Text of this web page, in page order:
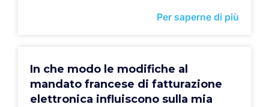
Per saperne di più
In che modo le modifiche al
mandato francese di fatturazione
elettronica influiscono sulla mia